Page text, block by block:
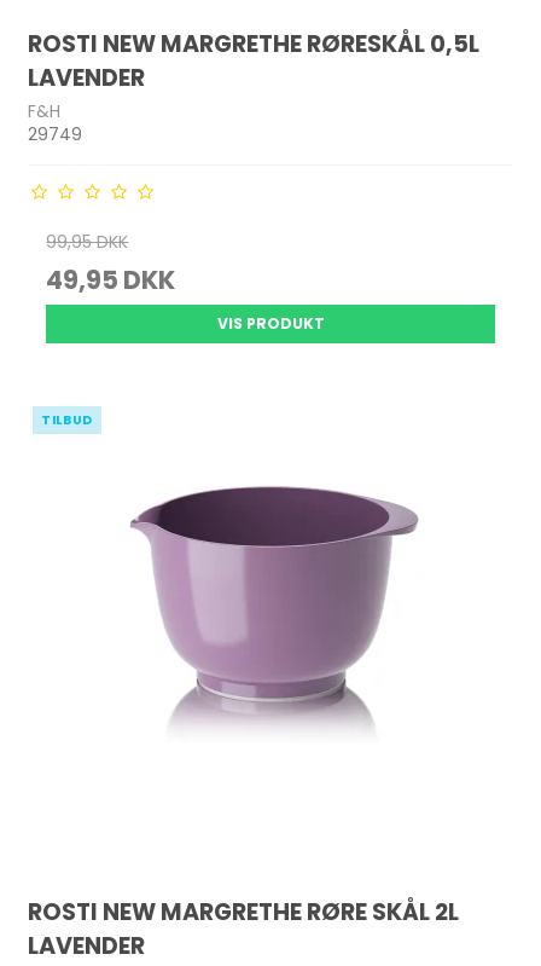
ROSTI NEW MARGRETHE RØRESKÅL 0,5L
LAVENDER
F&H
29749
99,95 DKK
49,95 DKK
VIS PRODUKT
TILBUD
ROSTI NEW MARGRETHE RØRE SKÅL 2L
LAVENDER